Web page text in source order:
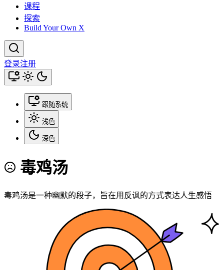
课程
探索
Build Your Own X
登录注册
跟随系统
浅色
深色
毒鸡汤
毒鸡汤是一种幽默的段子，旨在用反讽的方式表达人生感悟